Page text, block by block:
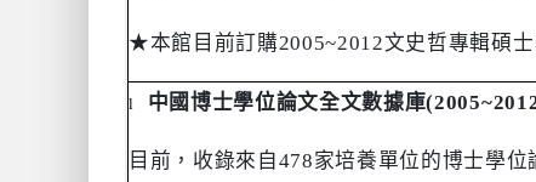
★本館目前訂購2005~2012文史哲專輯碩士
l 中國博士學位論文全文數據庫
目前，收錄來自478家培養單位的博士學位